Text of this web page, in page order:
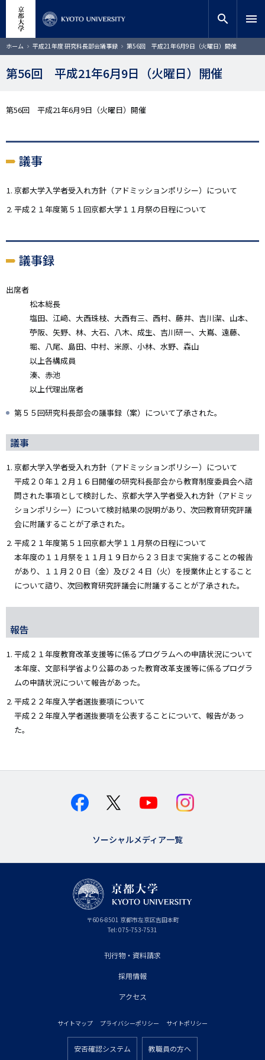
コ
ン
ン
移
サイト内検索
検索
search menu
ホーム 平成21年度 研究科長部会議事録 第56回 平成21年6月9日（火曜日）開催
第56回 平成21年6月9日（火曜日）開催
第56回 平成21年6月9日（火曜日）開催
議事
京都大学入学者受入れ方針（アドミッションポリシー）について
平成２１年度第５１回京都大学１１月祭の日程について
議事録
出席者
松本総長
塩田、江﨑、大西珠枝、大西有三、西村、藤井、吉川潔、山本、
苧阪、矢野、林、大石、八木、成生、吉川研一、大嶌、遠藤、
堀、八尾、島田、中村、米原、小林、水野、森山
以上各構成員
湊、赤池
以上代理出席者
第５５回研究科長部会の議事録（案）について了承された。
議事
京都大学入学者受入れ方針（アドミッションポリシー）について
平成２０年１２月１６日開催の研究科長部会から教育制度委員会へ諮
問された事項として検討した、京都大学入学者受入れ方針（アドミッ
ションポリシー）について検討結果の説明があり、次回教育研究評議
会に附議することが了承された。
平成２１年度第５１回京都大学１１月祭の日程について
本年度の１１月祭を１１月１９日から２３日まで実施することの報告
があり、１１月２０日（金）及び２４日（火）を授業休止とすること
について諮り、次回教育研究評議会に附議することが了承された。
報告
平成２１年度教育改革支援等に係るプログラムへの申請状況について
本年度、文部科学省より公募のあった教育改革支援等に係るプログラ
ムの申請状況について報告があった。
平成２２年度入学者選抜要項について
平成２２年度入学者選抜要項を公表することについて、報告があっ
た。
ソーシャルメディア一覧
〒606-8501 京
都
府
京都市左京区吉田本町
Tel: 075-753-7531
刊行物・資料請求
採用情報
アクセス
サイトマップ プライバシーポリシー サイトポリシー
安否確認システム 教職員の方へ